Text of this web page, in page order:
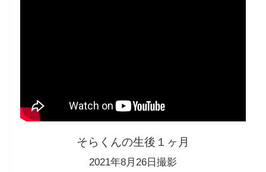
そらくんの生後１ヶ月
2021年8月26日撮影